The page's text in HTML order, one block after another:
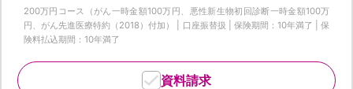
200万円コース（がん一時金額100万円、悪性新生物初回診断一時金額100万
円、がん先進医療特約（2018）付加） | 口座振替扱 | 保険期間：10年満了 | 保
険料払込期間：10年満了
資料請求